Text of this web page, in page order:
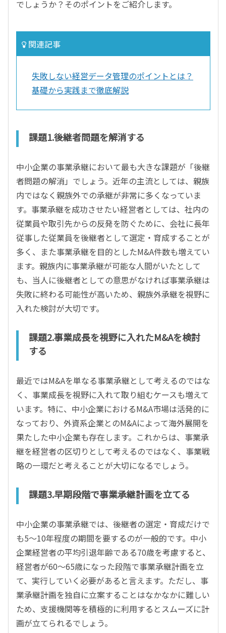
でしょうか？そのポイントをご紹介します。
関連記事
失敗しない経営データ管理のポイントとは？
基礎から実践まで徹底解説
課題1.後継者問題を解消する
中小企業の事業承継において最も大きな課題が「後継
者問題の解消」でしょう。近年の主流としては、親族
内ではなく親族外での承継が非常に多くなっていま
す。事業承継を成功させたい経営者としては、社内の
従業員や取引先からの反発を防ぐために、会社に長年
従事した従業員を後継者として選定・育成することが
多く、また事業承継を目的としたM&A件数も増えてい
ます。親族内に事業承継が可能な人間がいたとして
も、当人に後継者としての意思がなければ事業承継は
失敗に終わる可能性が高いため、親族外承継を視野に
入れた検討が大切です。
課題2.事業成長を視野に入れたM&Aを検討
する
最近ではM&Aを単なる事業承継として考えるのではな
く、事業成長を視野に入れて取り組むケースも増えて
います。特に、中小企業におけるM&A市場は活発的に
なっており、外資系企業とのM&Aによって海外展開を
果たした中小企業も存在します。これからは、事業承
継を経営者の区切りとして考えるのではなく、事業戦
略の一環だと考えることが大切になるでしょう。
課題3.早期段階で事業承継計画を立てる
中小企業の事業承継では、後継者の選定・育成だけで
も5～10年程度の期間を要するのが一般的です。中小
企業経営者の平均引退年齢である70歳を考慮すると、
経営者が60～65歳になった段階で事業承継計画を立
て、実行していく必要があると言えます。ただし、事
業承継計画を独自に立案することはなかなかに難しい
ため、支援機関等を積極的に利用するとスムーズに計
画が立てられるでしょう。